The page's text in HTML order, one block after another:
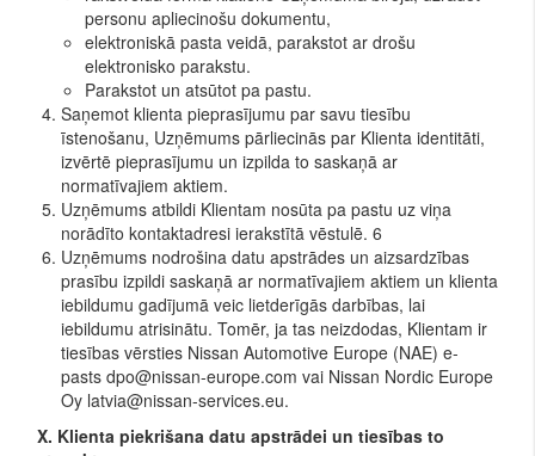
personu apliecinošu dokumentu,
elektroniskā pasta veidā, parakstot ar drošu
elektronisko parakstu.
Parakstot un atsūtot pa pastu.
Saņemot klienta pieprasījumu par savu tiesību
īstenošanu, Uzņēmums pārliecinās par Klienta identitāti,
izvērtē pieprasījumu un izpilda to saskaņā ar
normatīvajiem aktiem.
Uzņēmums atbildi Klientam nosūta pa pastu uz viņa
norādīto kontaktadresi ierakstītā vēstulē. 6
Uzņēmums nodrošina datu apstrādes un aizsardzības
prasību izpildi saskaņā ar normatīvajiem aktiem un klienta
iebildumu gadījumā veic lietderīgās darbības, lai
iebildumu atrisinātu. Tomēr, ja tas neizdodas, Klientam ir
tiesības vērsties Nissan Automotive Europe (NAE) e-
pasts dpo@nissan-europe.com vai Nissan Nordic Europe
Oy latvia@nissan-services.eu.
X. Klienta piekrišana datu apstrādei un tiesības to